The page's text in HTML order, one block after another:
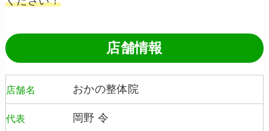
店舗情報
店舗名 おかの整体院
代表 岡野 令